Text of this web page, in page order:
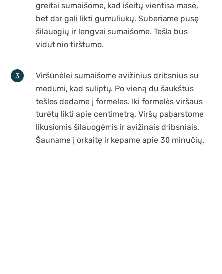
greitai sumaišome, kad išeitų vientisa masė,
bet dar gali likti gumuliukų. Suberiame pusę
šilauogių ir lengvai sumaišome. Tešla bus
vidutinio tirštumo.
Viršūnėlei sumaišome avižinius dribsnius su
medumi, kad suliptų. Po vieną du šaukštus
tešlos dedame į formeles. Iki formelės viršaus
turėtų likti apie centimetrą. Viršų pabarstome
likusiomis šilauogėmis ir avižinais dribsniais.
Šauname į orkaitę ir kepame apie 30 minučių.